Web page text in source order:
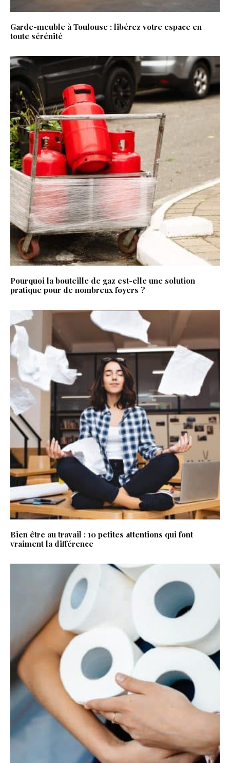
Garde-meuble à Toulouse : libérez votre espace en
toute sérénité
Pourquoi la bouteille de gaz est-elle une solution
pratique pour de nombreux foyers ?
Bien être au travail : 10 petites attentions qui font
vraiment la différence